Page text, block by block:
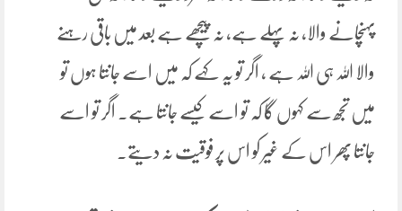
پہنچانے والا، نہ پہلے ہے، نہ پیچھے ہے بعد میں باقی رہنے
والا اللہ ہی اللہ ہے ، اگر تو یہ کہے کہ میں اسے جانتا ہوں تو
میں تجھ سے کہوں گا کہ تو اسے کیسے جانتا ہے۔ اگر تو اسے
جانتا پھر اس کے غیر کو اس پر فوقیت نہ دیتے۔